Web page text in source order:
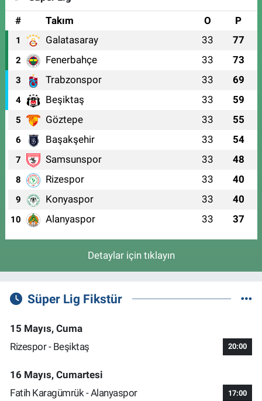
#
Takım O P
1 Galatasaray 33 77
2 Fenerbahçe 33 73
3 Trabzonspor 33 69
4 Beşiktaş 33 59
5 Göztepe 33 55
6 Başakşehir 33 54
7 Samsunspor 33 48
8 Rizespor 33 40
9 Konyaspor 33 40
10 Alanyaspor 33 37
Detaylar için tıklayın
Süper Lig Fikstür
15 Mayıs, Cuma
Rizespor - Beşiktaş
20:00
16 Mayıs, Cumartesi
Fatih Karagümrük - Alanyaspor
17:00